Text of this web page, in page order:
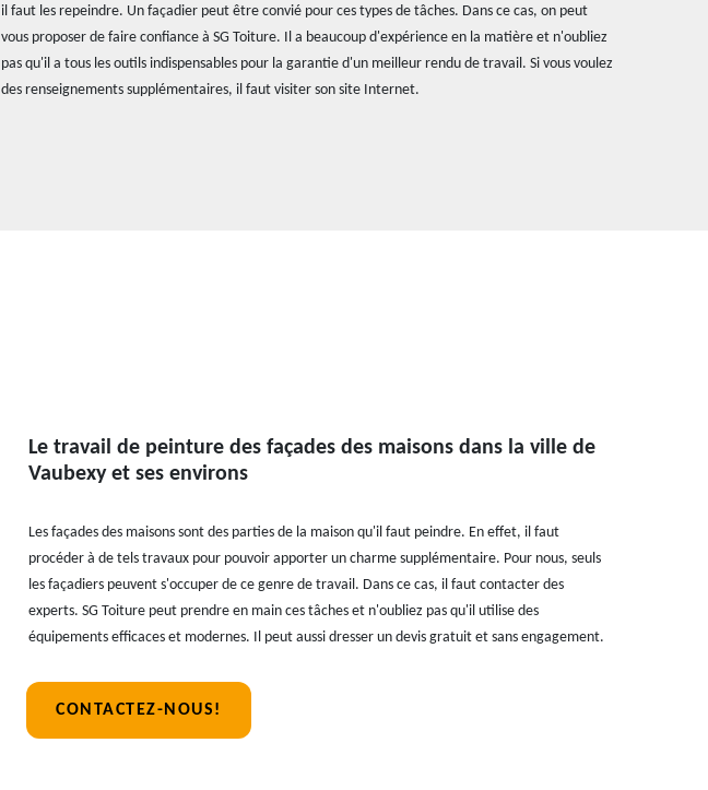
il faut les repeindre. Un façadier peut être convié pour ces types de tâches. Dans ce cas, on peut
vous proposer de faire confiance à SG Toiture. Il a beaucoup d'expérience en la matière et n'oubliez
pas qu'il a tous les outils indispensables pour la garantie d'un meilleur rendu de travail. Si vous voulez
des renseignements supplémentaires, il faut visiter son site Internet.
Le travail de peinture des façades des maisons dans la ville de
Vaubexy et ses environs
Les façades des maisons sont des parties de la maison qu'il faut peindre. En effet, il faut
procéder à de tels travaux pour pouvoir apporter un charme supplémentaire. Pour nous, seuls
les façadiers peuvent s'occuper de ce genre de travail. Dans ce cas, il faut contacter des
experts. SG Toiture peut prendre en main ces tâches et n'oubliez pas qu'il utilise des
équipements efficaces et modernes. Il peut aussi dresser un devis gratuit et sans engagement.
CONTACTEZ-NOUS!